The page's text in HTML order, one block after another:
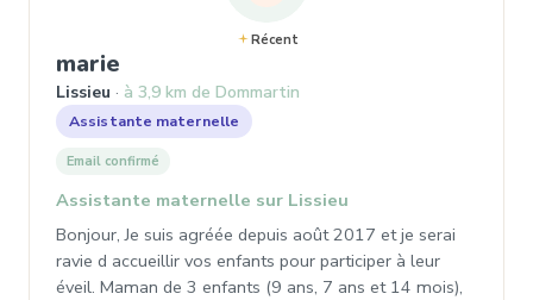
Récent
marie
Lissieu à 3,9 km de Dommartin
Assistante maternelle
Email confirmé
Assistante maternelle sur Lissieu
Bonjour, Je suis agréée depuis août 2017 et je serai
ravie d accueillir vos enfants pour participer à leur
éveil. Maman de 3 enfants (9 ans, 7 ans et 14 mois),